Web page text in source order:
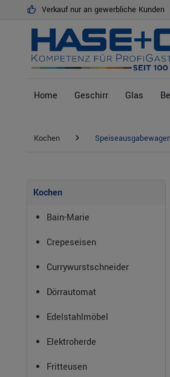
Zur Hauptnavigation springen
Verkauf nur an gewerbliche Kunden
Home Geschirr Glas
Kochen
Kochen
Bain-Marie
Crepeseisen
Currywurstschneider
Dörrautomat
Edelstahlmöbel
Elektroherde
Fritteusen